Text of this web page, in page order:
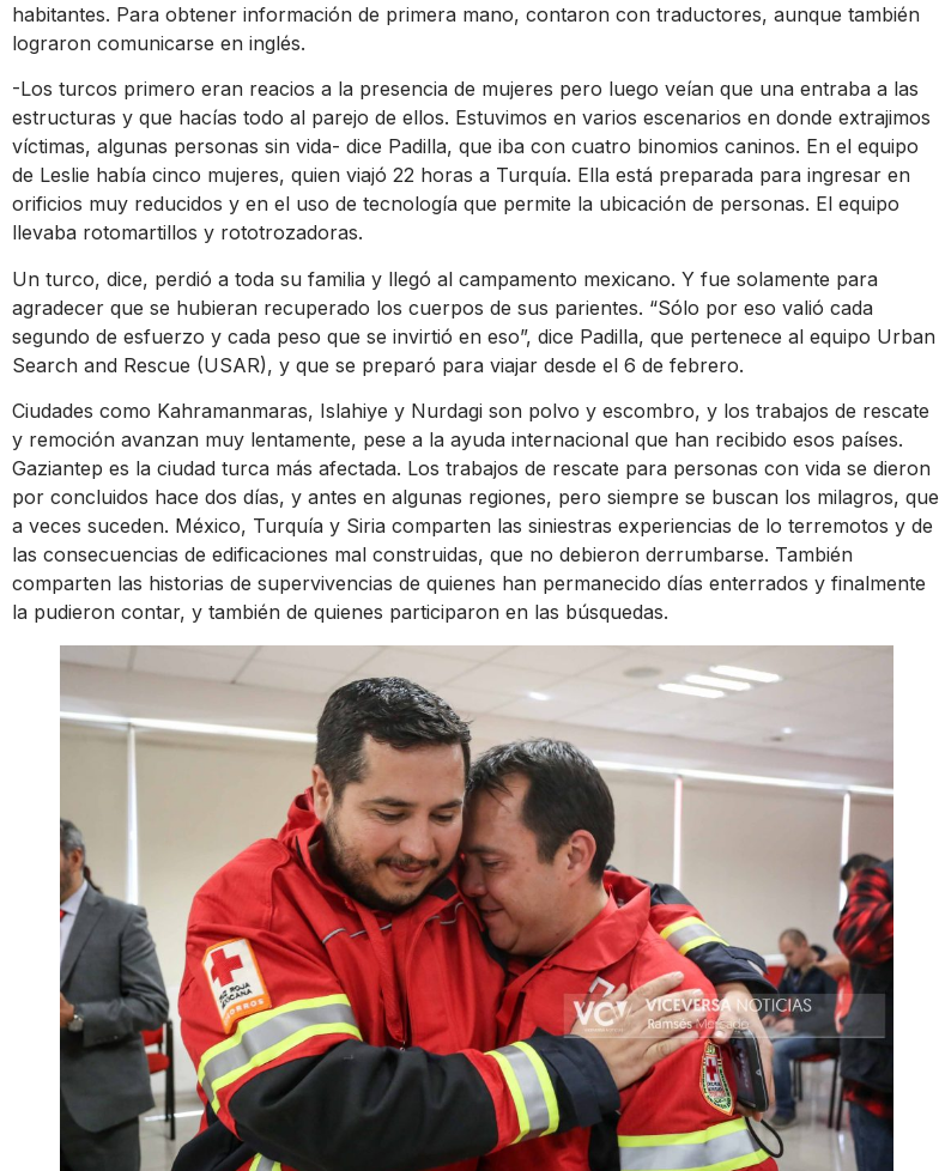
habitantes. Para obtener información de primera mano, contaron con traductores, aunque también
lograron comunicarse en inglés.
-Los turcos primero eran reacios a la presencia de mujeres pero luego veían que una entraba a las
estructuras y que hacías todo al parejo de ellos. Estuvimos en varios escenarios en donde extrajimos
víctimas, algunas personas sin vida- dice Padilla, que iba con cuatro binomios caninos. En el equipo
de Leslie había cinco mujeres, quien viajó 22 horas a Turquía. Ella está preparada para ingresar en
orificios muy reducidos y en el uso de tecnología que permite la ubicación de personas. El equipo
llevaba rotomartillos y rototrozadoras.
Un turco, dice, perdió a toda su familia y llegó al campamento mexicano. Y fue solamente para
agradecer que se hubieran recuperado los cuerpos de sus parientes. “Sólo por eso valió cada
segundo de esfuerzo y cada peso que se invirtió en eso”, dice Padilla, que pertenece al equipo Urban
Search and Rescue (USAR), y que se preparó para viajar desde el 6 de febrero.
Ciudades como Kahramanmaras, Islahiye y Nurdagi son polvo y escombro, y los trabajos de rescate
y remoción avanzan muy lentamente, pese a la ayuda internacional que han recibido esos países.
Gaziantep es la ciudad turca más afectada. Los trabajos de rescate para personas con vida se dieron
por concluidos hace dos días, y antes en algunas regiones, pero siempre se buscan los milagros, que
a veces suceden. México, Turquía y Siria comparten las siniestras experiencias de lo terremotos y de
las consecuencias de edificaciones mal construidas, que no debieron derrumbarse. También
comparten las historias de supervivencias de quienes han permanecido días enterrados y finalmente
la pudieron contar, y también de quienes participaron en las búsquedas.